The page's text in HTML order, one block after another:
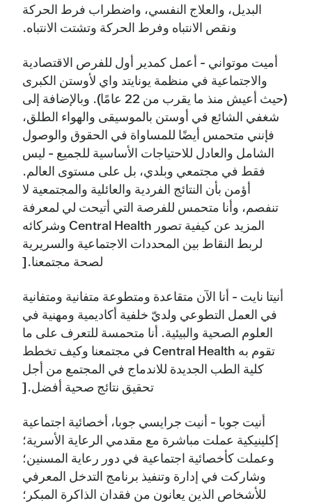
البديل، والعلاج النفسي، واضطراب فرط الحركة
ونقص الانتباه وفرط الحركة وتشتت الانتباه.
أميت موتواني - أعمل كمدير أول للفرص الاقتصادية
والاجتماعية في منظمة يونايتد واي لأوستن الكبرى
(حيث أعيش منذ ما يقرب من 22 عامًا). وبالإضافة إلى
شغفي الشائع في أوستن بالموسيقى والهواء الطلق،
فإنني متحمس أيضًا للمساواة في الحقوق والوصول
الشامل والعادل للاحتياجات الأساسية للجميع - ليس
فقط في مجتمعي وبلدي، بل على مستوى العالم.
أؤمن بأن النتائج الفردية والعائلية والمجتمعية لا
تنفصم، وأنا متحمس للفرصة التي أتيحت لي لمعرفة
المزيد عن كيفية تصور Central Health وشركائه
لربط النقاط بين المحددات الاجتماعية والسريرية
لصحة مجتمعنا.[
أنيتا نايت - أنا الآن متقاعدة ومتطوعة متفانية ومتفانية
في العمل التطوعي ولديّ خلفية أكاديمية ومهنية في
العلوم الصحية والبيئية. أنا متحمسة للتعرف على ما
تقوم به Central Health في مجتمعنا وكيف تخطط
كلية الطب الجديدة للاندماج في المجتمع من أجل
تحقيق نتائج صحية أفضل.[
أنيت جوبا - أنيت جرايسي جوبا، أخصائية اجتماعية
إكلينيكية عملت مباشرة مع مقدمي الرعاية الأسرية؛
وعملت كأخصائية اجتماعية في دور رعاية المسنين؛
وشاركت في إدارة وتنفيذ برنامج التدخل المعرفي
للأشخاص الذين يعانون من فقدان الذاكرة المبكر؛